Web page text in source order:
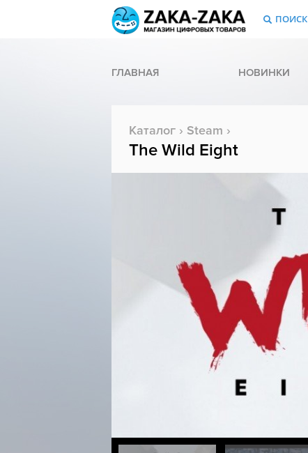
ПОИСК
ГЛАВНАЯ НОВИНКИ
Каталог › Steam ›
The Wild Eight